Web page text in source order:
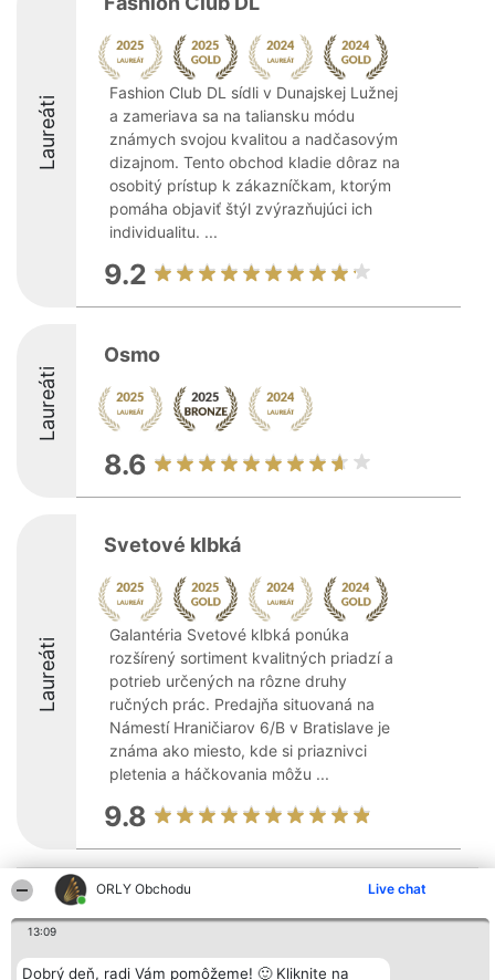
ORLY Obchodu Live chat
13:09
Dobrý deň, radi Vám pomôžeme! 🙂 Kliknite na
Laureáti
Fashion Club DL sídli v Dunajskej Lužnej
a zameriava sa na taliansku módu
známych svojou kvalitou a nadčasovým
dizajnom. Tento obchod kladie dôraz na
osobitý prístup k zákazníčkam, ktorým
pomáha objaviť štýl zvýrazňujúci ich
individualitu. ...
9.2
Laureáti
Osmo
8.6
Laureáti
Svetové klbká
Galantéria Svetové klbká ponúka
rozšírený sortiment kvalitných priadzí a
potrieb určených na rôzne druhy
ručných prác. Predajňa situovaná na
Námestí Hraničiarov 6/B v Bratislave je
známa ako miesto, kde si priaznivci
pletenia a háčkovania môžu ...
9.8
Organizátor hodnotenia
Bright Side Solutions sp. z o.
o. sp. k.
Wrocław 50-079
KRS 0000749100 | Regon
Lista
Laureatów
Podmienky
Kontakt